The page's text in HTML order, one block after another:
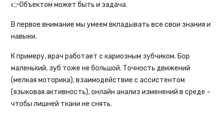
👉Объектом может быть и задача.
В первое внимание мы умеем вкладывать все свои знания и
навыки.
К примеру, врач работает с кариозным зубчиком. Бор
маленький, зуб тоже не большой. Точность движений
(мелкая моторика), взаимодействие с ассистентом
(языковая активность), онлайн анализ изменений в среде –
чтобы лишней ткани не снять.